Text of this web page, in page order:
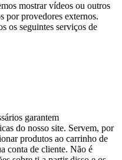
mostrar vídeos ou outros
por provedores externos.
os seguintes serviços de
garantem
do nosso site. Servem, por
produtos ao carrinho de
conta de cliente. Não é